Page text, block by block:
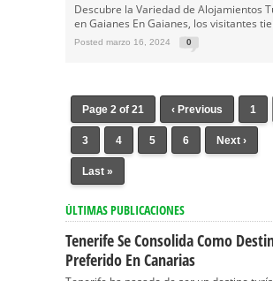
Descubre la Variedad de Alojamientos
en Gaianes En Gaianes, los visitantes
Posted marzo 16, 2024 0
Page 2 of 21 ‹ Previous 1
3 4 5 6 Next ›
Last »
ÚLTIMAS PUBLICACIONES
Tenerife Se Consolida Como
Preferido En Canarias